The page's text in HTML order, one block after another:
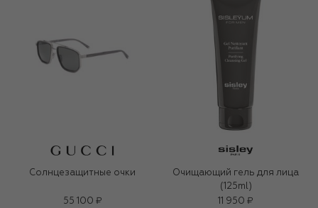
Солнцезащитные очки
55 100 ₽
Очищающий гель для лица
(125ml)
11 950 ₽